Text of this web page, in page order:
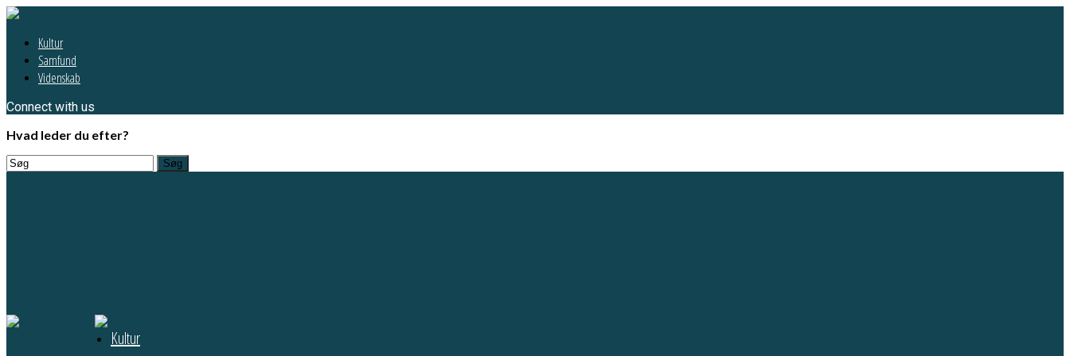
Kultur
Samfund
Videnskab
Connect with us
Hvad leder du efter?
Kultur